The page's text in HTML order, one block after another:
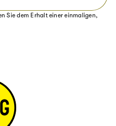
Sie dem Erhalt einer einmaligen,